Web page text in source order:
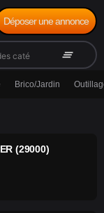
clear_all
Déposer une annonce
Brico/Jardin
(29000)